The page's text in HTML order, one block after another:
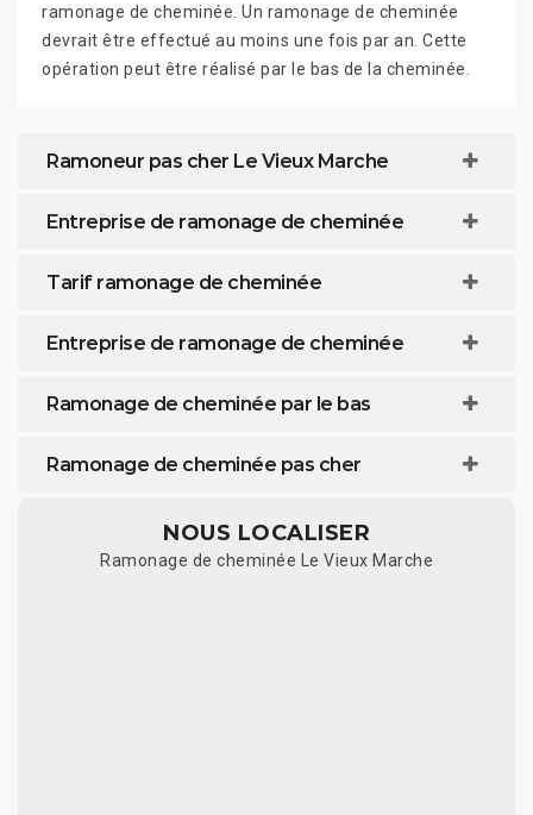
ramonage de cheminée. Un ramonage de cheminée
devrait être effectué au moins une fois par an. Cette
opération peut être réalisé par le bas de la cheminée.
Ramoneur pas cher Le Vieux Marche
Entreprise de ramonage de cheminée
Tarif ramonage de cheminée
Entreprise de ramonage de cheminée
Ramonage de cheminée par le bas
Ramonage de cheminée pas cher
NOUS LOCALISER
Ramonage de cheminée Le Vieux Marche